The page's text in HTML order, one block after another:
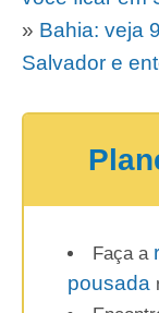
» Bahia: veja
Salvador e
Faça a
pousada